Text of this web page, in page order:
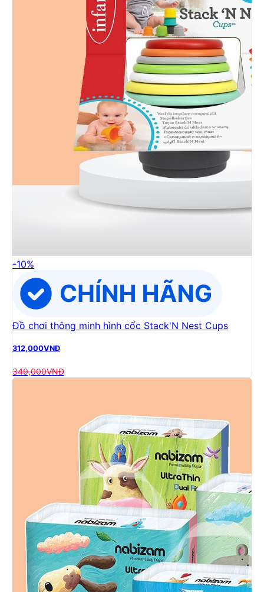
-10%
Đồ chơi thông minh hình cốc Stack'N Nest Cups
312,000VNĐ
349,000VNĐ